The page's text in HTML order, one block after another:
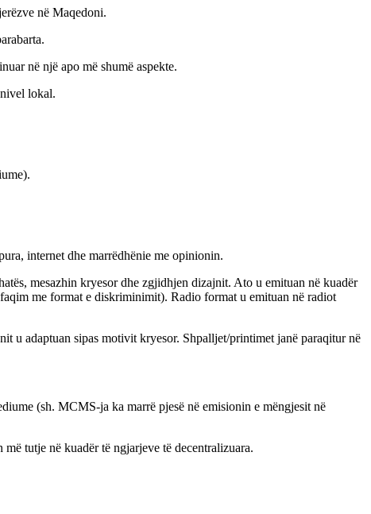
në Maqedoni.
në një apo më shumë aspekte.
lokal.
internet dhe marrëdhënie me opinionin.
mesazhin kryesor dhe zgjidhjen dizajnit. Ato u emituan në kuadër
me format e diskriminimit). Radio format u emituan në radiot
u adaptuan sipas motivit kryesor. Shpalljet/printimet janë paraqitur në
(sh. MCMS-ja ka marrë pjesë në emisionin e mëngjesit në
tutje në kuadër të ngjarjeve të decentralizuara.